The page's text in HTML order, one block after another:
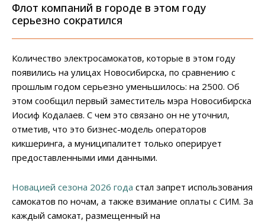
Флот компаний в городе в этом году
серьезно сократился
Количество электросамокатов, которые в этом году
появились на улицах Новосибирска, по сравнению с
прошлым годом серьезно уменьшилось: на 2500. Об
этом сообщил первый заместитель мэра Новосибирска
Иосиф Кодалаев. С чем это связано он не уточнил,
отметив, что это бизнес-модель операторов
кикшеринга, а муниципалитет только оперирует
предоставленными ими данными.
Новацией сезона 2026 года стал запрет использования
самокатов по ночам, а также взимание оплаты с СИМ. За
каждый самокат, размещенный на